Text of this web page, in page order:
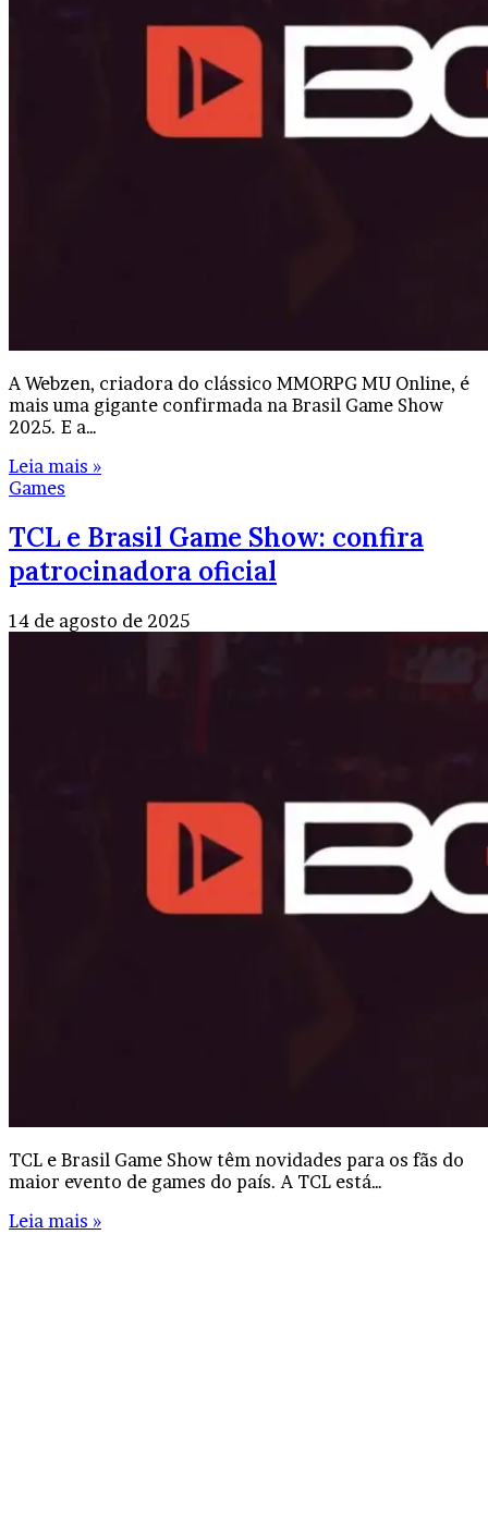
A Webzen, criadora do clássico MMORPG MU Online, é
mais uma gigante confirmada na Brasil Game Show
2025. E a…
Leia mais »
Games
TCL e Brasil Game Show: confira
patrocinadora oficial
14 de agosto de 2025
TCL e Brasil Game Show têm novidades para os fãs do
maior evento de games do país. A TCL está…
Leia mais »